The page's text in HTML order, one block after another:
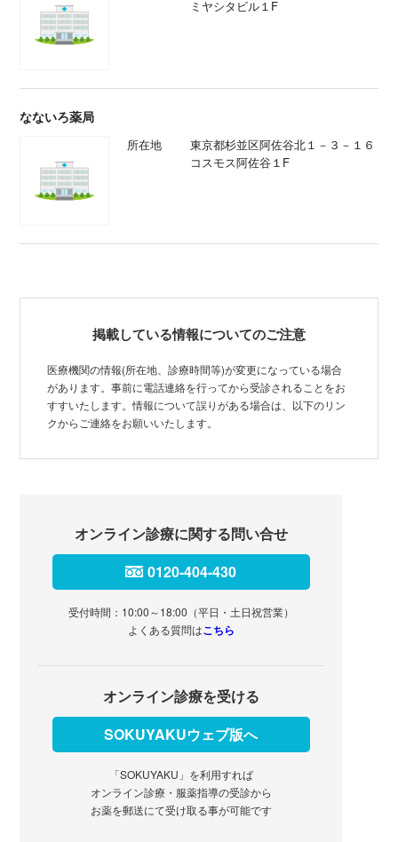
ミヤシタビル１F
なないろ薬局
所在地
東京都杉並区阿佐谷北１－３－１６
コスモス阿佐谷１F
掲載している情報についてのご注意
医療機関の情報(所在地、診療時間等)が変更になっている場合
があります。事前に電話連絡を行ってから受診されることをお
すすいたします。情報について誤りがある場合は、以下のリン
クからご連絡をお願いいたします。
オンライン診療に関する問い合せ
0120-404-430
受付時間：10:00～18:00（平日・土日祝営業）
よくある質問はこちら
オンライン診療を受ける
SOKUYAKUウェブ版へ
「SOKUYAKU」を利用すれば
オンライン診療・服薬指導の受診から
お薬を郵送にて受け取る事が可能です